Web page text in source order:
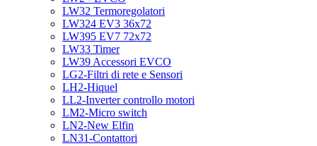
LW32 Termoregolatori
LW324 EV3 36x72
LW395 EV7 72x72
LW33 Timer
LW39 Accessori EVCO
LG2-Filtri di rete e Sensori
LH2-Hiquel
LL2-Inverter controllo motori
LM2-Micro switch
LN2-New Elfin
LN31-Contattori